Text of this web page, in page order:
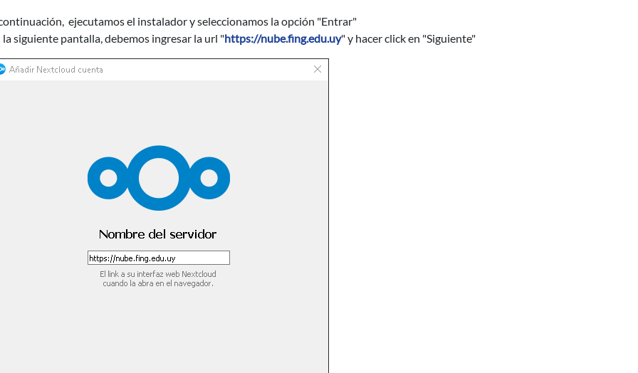
ejecutamos el instalador y seleccionamos la opción "Entrar"
la siguiente pantalla, debemos ingresar la url "https://nube.fing.edu.uy" y hacer click en "Siguiente"